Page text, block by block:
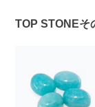
TOP STONEそ